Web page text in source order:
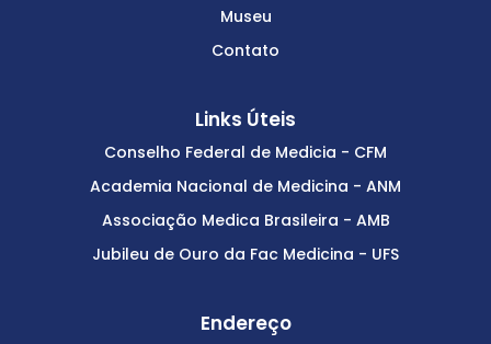
Museu
Contato
Links Úteis
Conselho Federal de Medicia - CFM
Academia Nacional de Medicina - ANM
Associação Medica Brasileira - AMB
Jubileu de Ouro da Fac Medicina - UFS
Endereço